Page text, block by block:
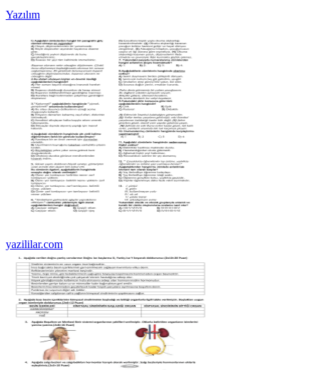
Yazılım
yazililar.com